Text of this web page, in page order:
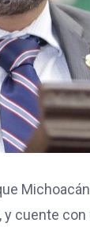
y cuente